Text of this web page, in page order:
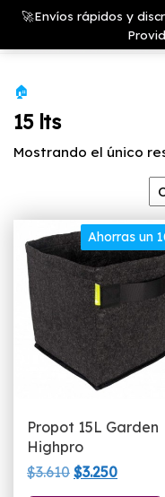
Saltar
contenido
🚀Envíos rápidos y
🏠
15 lts
Mostrando el único
Ahorras un
Propot 15L Garden
Highpro
$3.610 El
$3.250El